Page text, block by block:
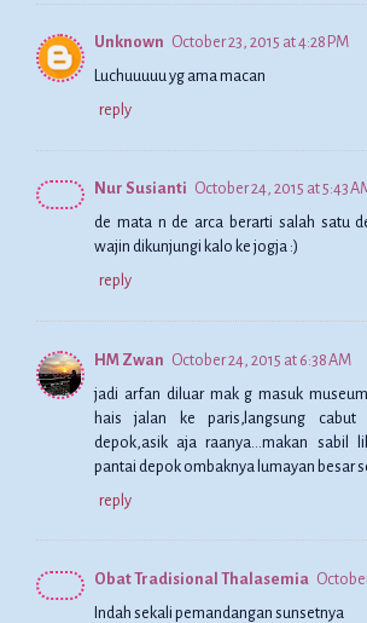
Unknown October 23, 2015 at 4:28 PM
Luchuuuuu yg ama macan
reply
Nur Susianti October 24, 2015 at 5:43
de mata n de arca berarti salah satu
wajin dikunjungi kalo ke jogja :)
reply
HM Zwan October 24, 2015 at 6:38 AM
jadi arfan diluar mak g masuk
hais jalan ke paris,langsung cabut
depok,asik aja raanya...makan sabil
pantai depok ombaknya lumayan besar
reply
Obat Tradisional Thalasemia
Indah sekali pemandangan sunsetnya